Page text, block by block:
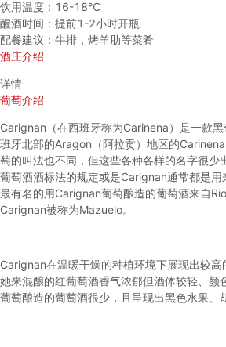
饮用温度：16-18℃
醒酒时间：提前1-2小时开瓶
配餐建议：牛排，烤羊肋等菜肴
酒庄介绍
详情
葡萄介绍
Carignan（在西班牙称为Carinena）是一款
班牙北部的Aragon（阿拉贡）地区的
萄的叫法也不同，但这些各种各样的名字很少
葡萄酒酒标法的规定或是Carignan通常都是
最有名的用Carignan葡萄酿造的葡萄酒来自
Carignan被称为Mazuelo。
Carignan在温暖干燥的种植环境下展现出较
她来混酿的红葡萄酒香气浓郁但酒体较轻、颜
葡萄酿造的葡萄酒很少，且呈现出黑色水果、